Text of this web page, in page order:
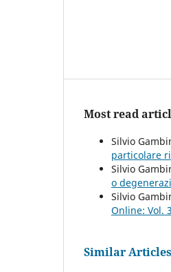
Most read
Silvio
particolare
Silvio
o
Silvio
Online: Vol.
Similar Articles